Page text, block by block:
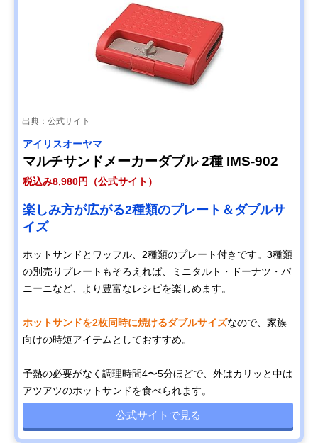
出典：公式サイト
‎アイリスオーヤマ
マルチサンドメーカーダブル 2種 IMS-902
税込み8,980円（公式サイト）
楽しみ方が広がる2種類のプレート＆ダブルサ
イズ
ホットサンドとワッフル、2種類のプレート付きです。3種類
の別売りプレートもそろえれば、ミニタルト・ドーナツ・パ
ニーニなど、より豊富なレシピを楽しめます。
ホットサンドを2枚同時に焼けるダブルサイズなので、家族
向けの時短アイテムとしておすすめ。
予熱の必要がなく調理時間4〜5分ほどで、外はカリッと中は
アツアツのホットサンドを食べられます。
公式サイトで見る